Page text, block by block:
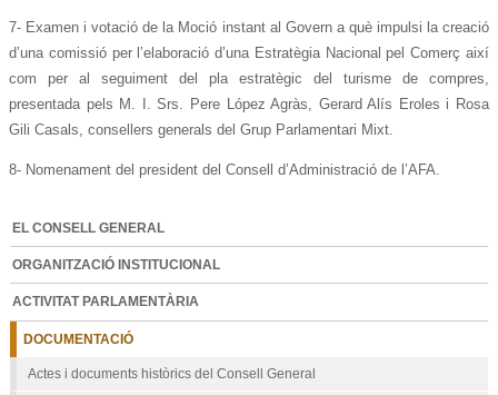
7- Examen i votació de la Moció instant al Govern a què impulsi la creació
d’una comissió per l’elaboració d’una Estratègia Nacional pel Comerç així
com per al seguiment del pla estratègic del turisme de compres,
presentada pels M. I. Srs. Pere López Agràs, Gerard Alís Eroles i Rosa
Gili Casals, consellers generals del Grup Parlamentari Mixt.
8- Nomenament del president del Consell d’Administració de l’AFA.
EL CONSELL GENERAL
ORGANITZACIÓ INSTITUCIONAL
ACTIVITAT PARLAMENTÀRIA
DOCUMENTACIÓ
Actes i documents històrics del Consell General